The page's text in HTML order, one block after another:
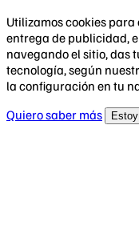
Utilizamos cookies
entrega de publicidad,
navegando el sitio, das
tecnología, según
la configuración en tu
Quiero saber más